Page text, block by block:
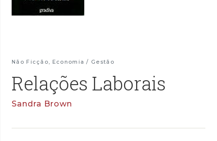
Não Ficção, Economia / Gestão
Relações Laborais
Sandra Brown